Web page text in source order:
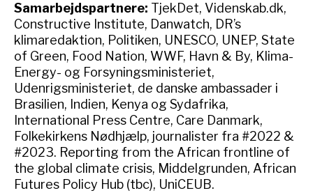
Samarbejdspartnere: TjekDet, Videnskab.dk,
Constructive Institute, Danwatch, DR’s
klimaredaktion, Politiken, UNESCO, UNEP, State
of Green, Food Nation, WWF, Havn & By, Klima-
Energy- og Forsyningsministeriet,
Udenrigsministeriet, de danske ambassader i
Brasilien, Indien, Kenya og Sydafrika,
International Press Centre, Care Danmark,
Folkekirkens Nødhjælp, journalister fra #2022 &
#2023. Reporting from the African frontline of
the global climate crisis, Middelgrunden, African
Futures Policy Hub (tbc), UniCEUB.